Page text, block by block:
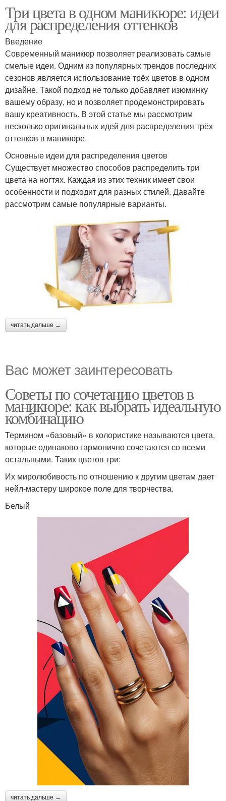
Три цвета в одном маникюре: идеи
для распределения оттенков
Введение
Современный маникюр позволяет реализовать самые
смелые идеи. Одним из популярных трендов последних
сезонов является использование трёх цветов в одном
дизайне. Такой подход не только добавляет изюминку
вашему образу, но и позволяет продемонстрировать
вашу креативность. В этой статье мы рассмотрим
несколько оригинальных идей для распределения трёх
оттенков в маникюре.
Основные идеи для распределения цветов
Существует множество способов распределить три
цвета на ногтях. Каждая из этих техник имеет свои
особенности и подходит для разных стилей. Давайте
рассмотрим самые популярные варианты.
читать дальше →
Вас может заинтересовать
Советы по сочетанию цветов в
маникюре: как выбрать идеальную
комбинацию
Термином «базовый» в колористике называются цвета,
которые одинаково гармонично сочетаются со всеми
остальными. Таких цветов три:
Их миролюбивость по отношению к другим цветам дает
нейл-мастеру широкое поле для творчества.
Белый
читать дальше →